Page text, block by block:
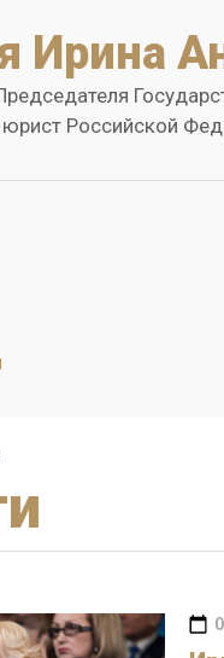
Ирина
Российской